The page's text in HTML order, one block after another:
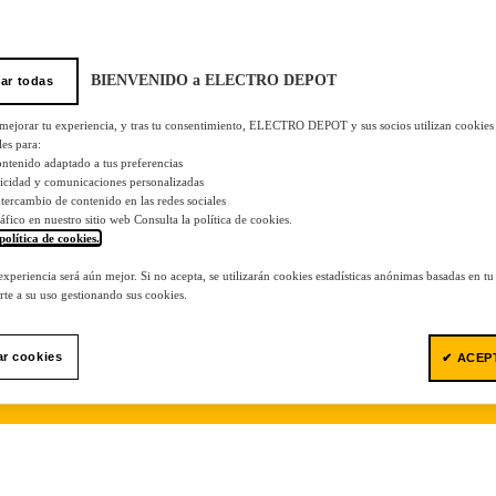
todas BIENVENIDO a ELECTRO DEPOT
tu experiencia, y tras tu consentimiento, ELECTRO DEPOT y sus socios utilizan cookies
para:
adaptado a tus preferencias
y comunicaciones personalizadas
de contenido en las redes sociales
en nuestro sitio web Consulta la política de cookies.
de cookies.
será aún mejor. Si no acepta, se utilizarán cookies estadísticas anónimas basadas en
a su uso gestionando sus cookies.
cookies ✔